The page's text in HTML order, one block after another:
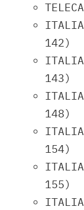
142)
143)
148)
154)
155)